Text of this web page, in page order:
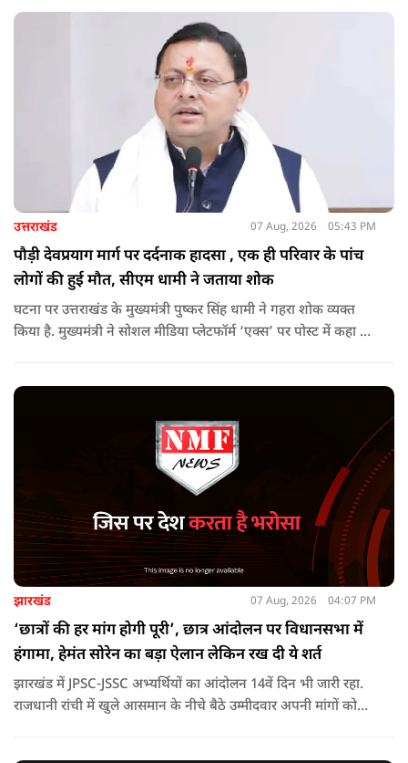
उत्तराखंड 07 Aug, 2026 05:43 PM
पौड़ी देवप्रयाग मार्ग पर दर्दनाक हादसा , एक ही परिवार के पांच
लोगों की हुई मौत, सीएम धामी ने जताया शोक
घटना पर उत्तराखंड के मुख्यमंत्री पुष्कर सिंह धामी ने गहरा शोक व्यक्त
किया है. मुख्यमंत्री ने सोशल मीडिया प्लेटफॉर्म ‘एक्स’ पर पोस्ट में कहा कि
उपचार तथा गंभीर रूप से घायलों को आवश्यकता पड़ने पर एयरलिफ्ट कर
उच्च चिकित्सा केंद्रों में रेफर करने के निर्देश दिए हैं.
झारखंड 07 Aug, 2026 04:07 PM
‘छात्रों की हर मांग होगी पूरी’, छात्र आंदोलन पर विधानसभा में
हंगामा, हेमंत सोरेन का बड़ा ऐलान लेकिन रख दी ये शर्त
झारखंड में JPSC-JSSC अभ्यर्थियों का आंदोलन 14वें दिन भी जारी रहा.
राजधानी रांची में खुले आसमान के नीचे बैठे उम्मीदवार अपनी मांगों को